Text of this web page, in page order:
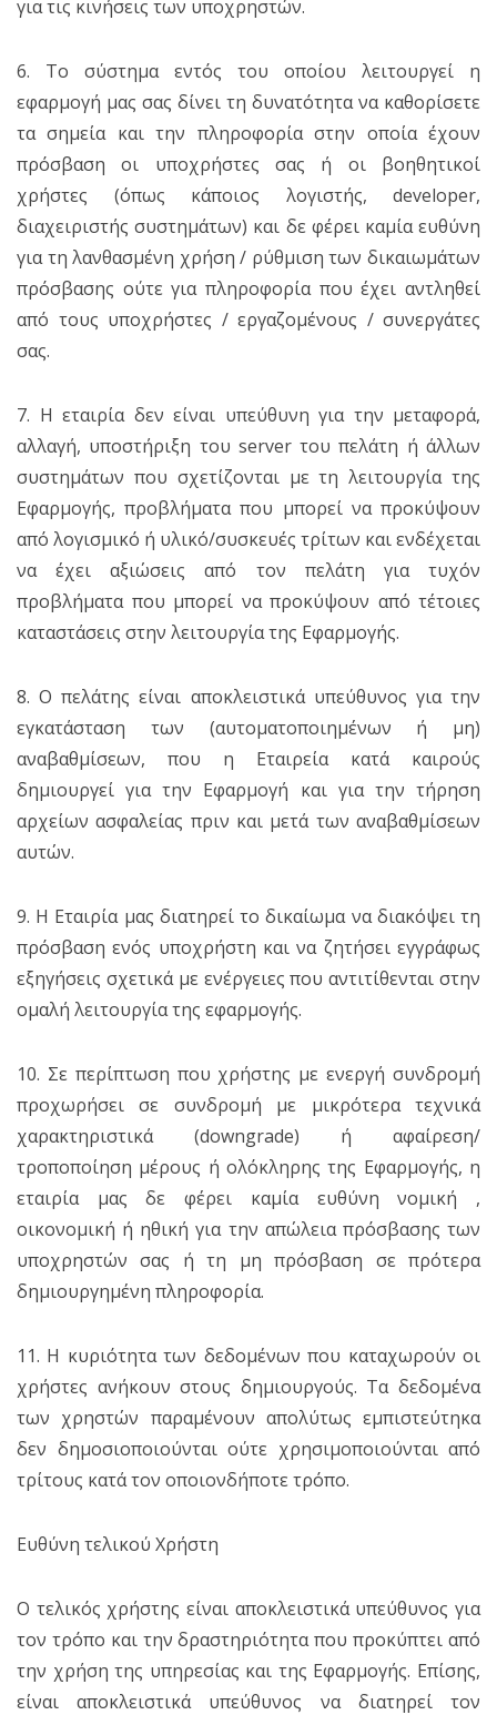
για τις κινήσεις των υποχρηστών.
6. Το σύστημα εντός του οποίου λειτουργεί η
εφαρμογή μας σας δίνει τη δυνατότητα να καθορίσετε
τα σημεία και την πληροφορία στην οποία έχουν
πρόσβαση οι υποχρήστες σας ή οι βοηθητικοί
χρήστες (όπως κάποιος λογιστής, developer,
διαχειριστής συστημάτων) και δε φέρει καμία ευθύνη
για τη λανθασμένη χρήση / ρύθμιση των δικαιωμάτων
πρόσβασης ούτε για πληροφορία που έχει αντληθεί
από τους υποχρήστες / εργαζομένους / συνεργάτες
σας.
7. Η εταιρία δεν είναι υπεύθυνη για την μεταφορά,
αλλαγή, υποστήριξη του server του πελάτη ή άλλων
συστημάτων που σχετίζονται με τη λειτουργία της
Εφαρμογής, προβλήματα που μπορεί να προκύψουν
από λογισμικό ή υλικό/συσκευές τρίτων και ενδέχεται
να έχει αξιώσεις από τον πελάτη για τυχόν
προβλήματα που μπορεί να προκύψουν από τέτοιες
καταστάσεις στην λειτουργία της Εφαρμογής.
8. Ο πελάτης είναι αποκλειστικά υπεύθυνος για την
εγκατάσταση των (αυτοματοποιημένων ή μη)
αναβαθμίσεων, που η Εταιρεία κατά καιρούς
δημιουργεί για την Εφαρμογή και για την τήρηση
αρχείων ασφαλείας πριν και μετά των αναβαθμίσεων
αυτών.
9. Η Εταιρία μας διατηρεί το δικαίωμα να διακόψει τη
πρόσβαση ενός υποχρήστη και να ζητήσει εγγράφως
εξηγήσεις σχετικά με ενέργειες που αντιτίθενται στην
ομαλή λειτουργία της εφαρμογής.
10. Σε περίπτωση που χρήστης με ενεργή συνδρομή
προχωρήσει σε συνδρομή με μικρότερα τεχνικά
χαρακτηριστικά (downgrade) ή αφαίρεση/
τροποποίηση μέρους ή ολόκληρης της Εφαρμογής, η
εταιρία μας δε φέρει καμία ευθύνη νομική ,
οικονομική ή ηθική για την απώλεια πρόσβασης των
υποχρηστών σας ή τη μη πρόσβαση σε πρότερα
δημιουργημένη πληροφορία.
11. Η κυριότητα των δεδομένων που καταχωρούν οι
χρήστες ανήκουν στους δημιουργούς. Τα δεδομένα
των χρηστών παραμένουν απολύτως εμπιστεύτηκα
δεν δημοσιοποιούνται ούτε χρησιμοποιούνται από
τρίτους κατά τον οποιονδήποτε τρόπο.
Ευθύνη τελικού Χρήστη
Ο τελικός χρήστης είναι αποκλειστικά υπεύθυνος για
τον τρόπο και την δραστηριότητα που προκύπτει από
την χρήση της υπηρεσίας και της Εφαρμογής. Επίσης,
είναι αποκλειστικά υπεύθυνος να διατηρεί τον